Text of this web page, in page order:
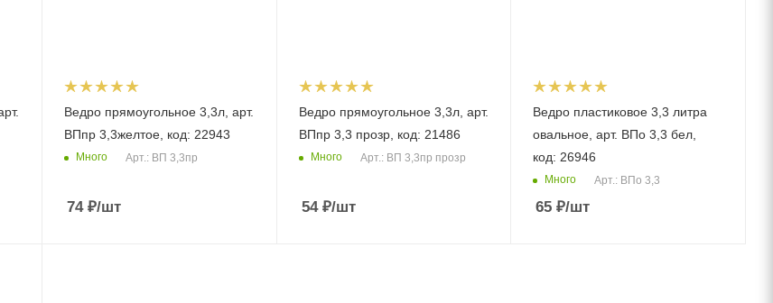
Ведро прямоугольное 3,3л, арт.
ВПпр 3,3желтое, код: 22943
Много Арт.: ВП 3,3пр
74₽/шт
Ведро прямоугольное 3,3л, арт.
ВПпр 3,3 прозр, код: 21486
Много Арт.: ВП 3,3пр прозр
54₽/шт
Ведро пластиковое 3,3 литра
овальное, арт. ВПо 3,3 бел,
код: 26946
Много Арт.: ВПо 3,3
65 ₽/шт